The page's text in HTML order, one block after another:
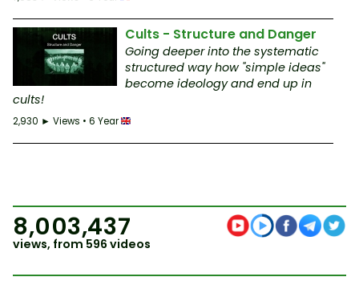
Cults - Structure and Danger
Going deeper into the systematic
structured way how "simple ideas"
become ideology and end up in
cults!
2,930 ► Views • 6 Year
8,003,437
views, from 596 videos